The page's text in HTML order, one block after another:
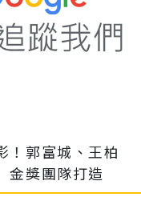
！郭富城、王柏
獎團隊打造